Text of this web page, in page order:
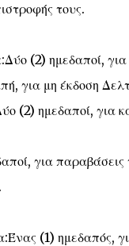
τους.
(2) ημεδαποί,
για μη έκδοση
(2) ημεδαποί, για
για
(1) ημεδαπός,